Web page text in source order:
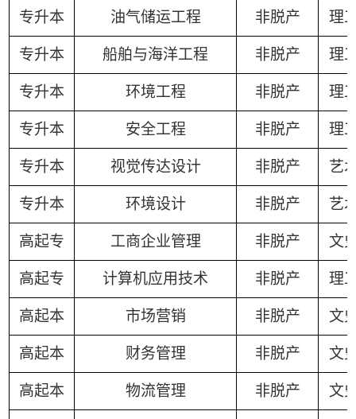
专升本 油气储运工程 非脱产 理
专升本 船舶与海洋工程 非脱产 理
专升本 环境工程 非脱产 理
专升本 安全工程 非脱产 理
专升本 视觉传达设计 非脱产 艺
专升本 环境设计 非脱产 艺
高起专 工商企业管理 非脱产 文
高起专 计算机应用技术 非脱产 理
高起本 市场营销 非脱产 文
高起本 财务管理 非脱产 文
高起本 物流管理 非脱产 文